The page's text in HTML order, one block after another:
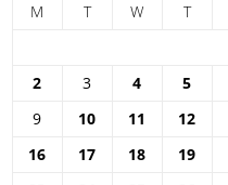
M
T W T
2
3 4 5
9
10 11 12
16
17 18 19